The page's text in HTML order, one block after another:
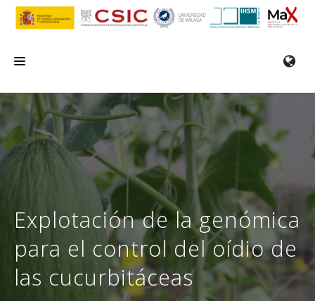
INICIO
EL IHSM
INVESTIGACIÓN
SERVICIOS
FORMACIÓN/SEMINARIOS
EMPLEO
COMUNICACIÓN
Explotación de la genómica
para el control del oídio de
las cucurbitáceas